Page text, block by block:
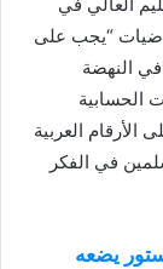
“يجب على
النهضة
الحسابية
الأرقام العربية
في الفكر
يضعه